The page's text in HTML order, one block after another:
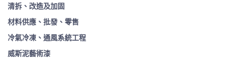
清拆、改造及加固
材料供應、批發、零售
冷氣冷凍、通風系統工程
威斯泥藝術漆